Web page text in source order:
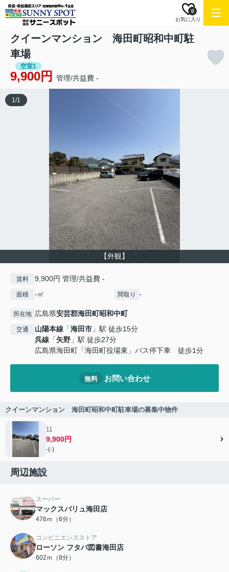
お気に入り
0
クイーンマンション 海田町昭和中町駐
車場
空室1
9,900円 管理/共益費 -
【外観】
1/1
賃料 9,900円 管理/共益費 -
面積 -㎡ 間取り -
所在地 広島県安芸郡海田町昭和中町
交通 山陽本線 「海田市 」駅 徒歩15分
呉線 「矢野 」駅 徒歩27分
広島県海田町「海田町役場東」バス停下車 徒歩1分
無料 お問い合わせ
クイーンマンション 海田町昭和中町駐車場の募集中物件
11
9,900円
-(-)
周辺施設
スーパー
マックスバリュ海田店
476ｍ（6分）
コンビニエンスストア
ローソン フタバ図書海田店
602ｍ（8分）